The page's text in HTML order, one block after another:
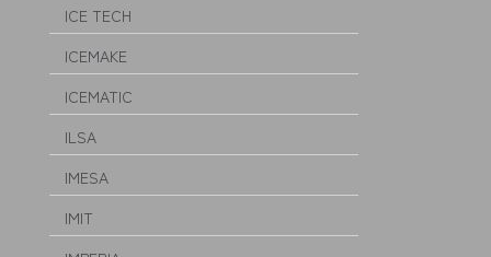
ICE TECH
ICEMAKE
ICEMATIC
ILSA
IMESA
IMIT